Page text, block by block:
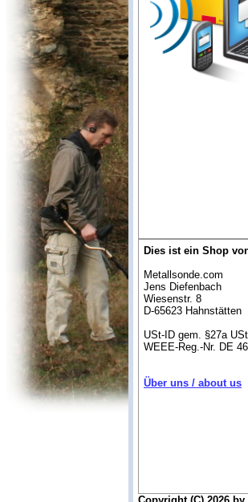
Dies ist ein Shop
Metallsonde.com
Jens Diefenbach
Wiesenstr. 8
D-65623 Hahnstätten
USt-ID gem. §27a
WEEE-Reg.-Nr. DE
Über uns / about us